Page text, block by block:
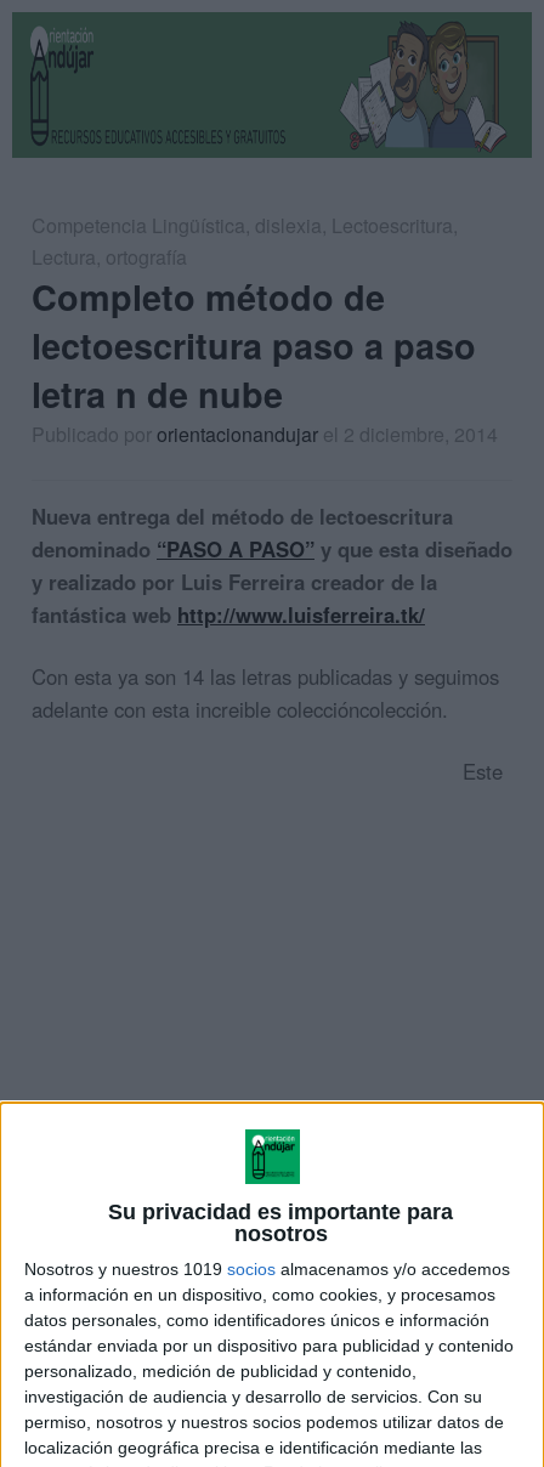
Su privacidad es importante para
nosotros
Nosotros y nuestros 1019 socios almacenamos y/o accedemos
a información en un dispositivo, como cookies, y procesamos
datos personales, como identificadores únicos e información
estándar enviada por un dispositivo para publicidad y contenido
personalizado, medición de publicidad y contenido,
investigación de audiencia y desarrollo de servicios. Con su
permiso, nosotros y nuestros socios podemos utilizar datos de
localización geográfica precisa e identificación mediante las
Competencia Lingüística, dislexia, Lectoescritura,
Lectura, ortografía
Completo método de
lectoescritura paso a paso
letra n de nube
Publicado pororientacionandujar el 2 diciembre, 2014
Nueva entrega del método de lectoescritura
denominado “PASO A PASO” y que esta diseñado
y realizado por Luis Ferreira creador de la
fantástica web http://www.luisferreira.tk/
Con esta ya son 14 las letras publicadas y seguimos
adelante con esta increible coleccióncolección.
Este
método de lectoescritura es un
al aprendizaje simultaneado de la lectura y de la
escriturade la lengua castellana. Hoy os dejamos
las fichas correspondientes a la letra n
ejemplo de las fichas de lectoescritura letra n de
nube